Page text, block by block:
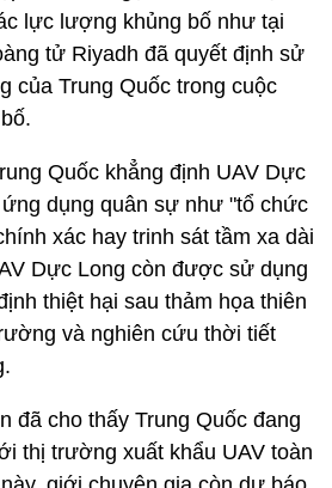
lực lượng khủng bố như tại
tử Riyadh đã quyết định sử
của Trung Quốc trong cuộc
Quốc khẳng định UAV Dực
dụng quân sự như "tổ chức
xác hay trinh sát tầm xa dài
Dực Long còn được sử dụng
thiệt hại sau thảm họa thiên
và nghiên cứu thời tiết
đã cho thấy Trung Quốc đang
thị trường xuất khẩu UAV toàn